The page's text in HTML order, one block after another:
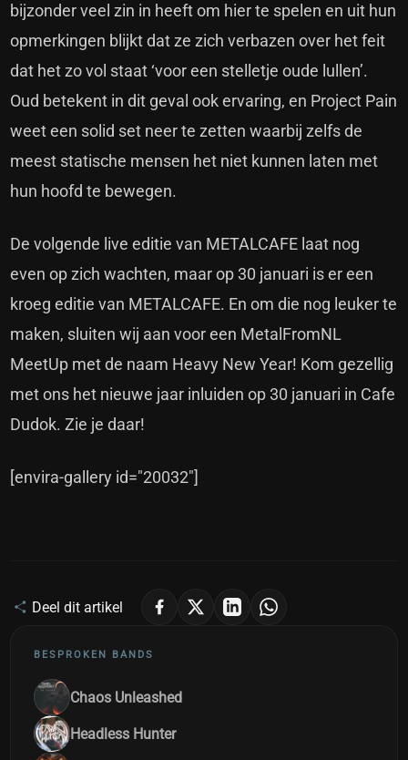
bijzonder veel zin in heeft om hier te spelen en uit hun
opmerkingen blijkt dat ze zich verbazen over het feit
dat het zo vol staat ‘voor een stelletje oude lullen’.
Oud betekent in dit geval ook ervaring, en Project Pain
weet een solid set neer te zetten waarbij zelfs de
meest statische mensen het niet kunnen laten met
hun hoofd te bewegen.
De volgende live editie van METALCAFE laat nog
even op zich wachten, maar op 30 januari is er een
kroeg editie van METALCAFE. En om die nog leuker te
maken, sluiten wij aan voor een MetalFromNL
MeetUp met de naam Heavy New Year! Kom gezellig
met ons het nieuwe jaar inluiden op 30 januari in Cafe
Dudok. Zie je daar!
[envira-gallery id="20032"]
Deel dit artikel
BESPROKEN BANDS
Chaos Unleashed
Headless Hunter